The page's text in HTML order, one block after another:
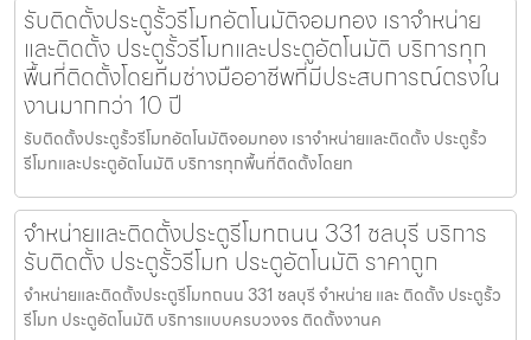
รับติดตั้งประตูรั้วรีโมทอัตโนมัติจอมทอง เราจำหน่าย
และติดตั้ง ประตูรั้วรีโมทและประตูอัตโนมัติ บริการทุก
พื้นที่ติดตั้งโดยทีมช่างมืออาชีพที่มีประสบการณ์ตรงใน
งานมากกว่า 10 ปี
รับติดตั้งประตูรั้วรีโมทอัตโนมัติจอมทอง เราจำหน่ายและติดตั้ง ประตูรั้ว
รีโมทและประตูอัตโนมัติ บริการทุกพื้นที่ติดตั้งโดยท
จำหน่ายและติดตั้งประตูรีโมทถนน 331 ชลบุรี บริการ
รับติดตั้ง ประตูรั้วรีโมท ประตูอัตโนมัติ ราคาถูก
จำหน่ายและติดตั้งประตูรีโมทถนน 331 ชลบุรี จำหน่าย และ ติดตั้ง ประตูรั้ว
รีโมท ประตูอัตโนมัติ บริการแบบครบวงจร ติดตั้งงานค